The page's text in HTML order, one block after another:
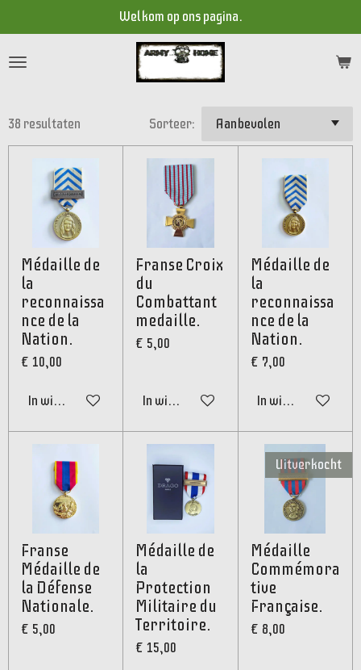
direct
naar
Welkom op ons pagina.
38 resultaten Sorteer:
Médaille de
la
reconnaissa
nce de la
Nation.
€ 10,00
In winkelwagen
Franse Croix
du
Combattant
medaille.
€ 5,00
In winkelwagen
Médaille de
la
reconnaissa
nce de la
Nation.
€ 7,00
In winkelwagen
Franse
Médaille de
la Défense
Nationale.
€ 5,00
Médaille de
la
Protection
Militaire du
Territoire.
€ 15,00
Uitverkocht
Médaille
Commémora
tive
Française.
€ 8,00